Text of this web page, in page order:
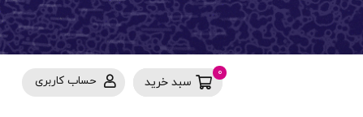
حساب کاربری سبد خرید
0